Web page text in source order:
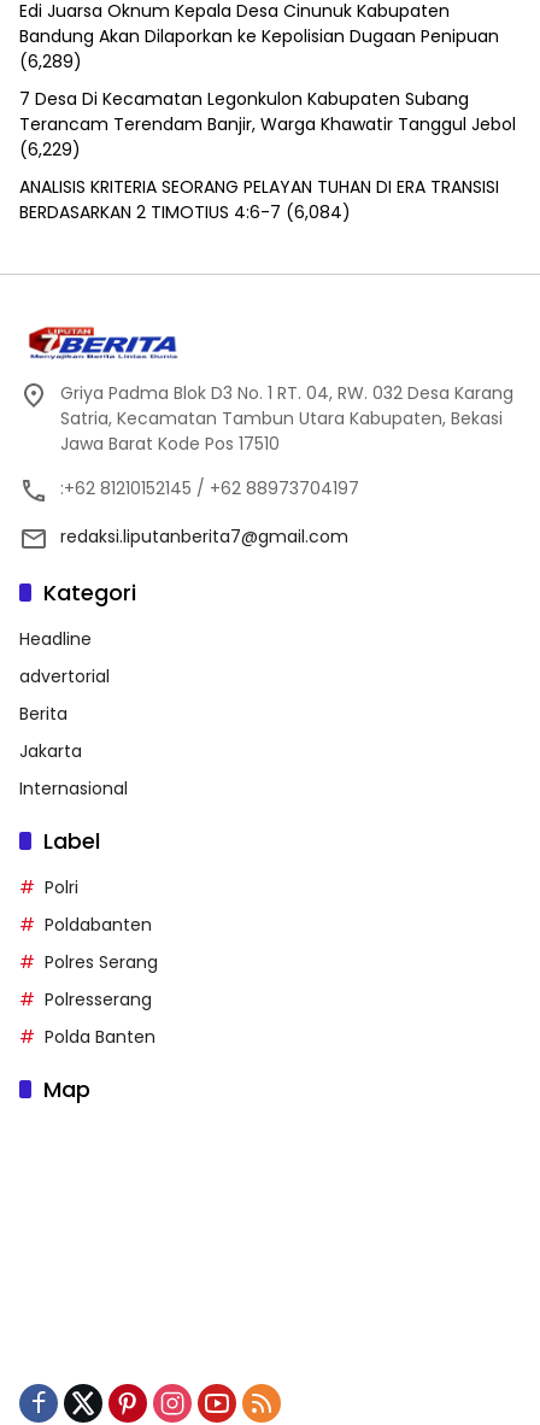
Edi Juarsa Oknum Kepala Desa Cinunuk Kabupaten
Bandung Akan Dilaporkan ke Kepolisian Dugaan Penipuan
(6,289)
7 Desa Di Kecamatan Legonkulon Kabupaten Subang
Terancam Terendam Banjir, Warga Khawatir Tanggul Jebol
(6,229)
ANALISIS KRITERIA SEORANG PELAYAN TUHAN DI ERA TRANSISI
BERDASARKAN 2 TIMOTIUS 4:6-7 (6,084)
Griya Padma Blok D3 No. 1 RT. 04, RW. 032 Desa Karang
Satria, Kecamatan Tambun Utara Kabupaten, Bekasi
Jawa Barat Kode Pos 17510
:+62 81210152145 / +62 88973704197
redaksi.liputanberita7@gmail.com
Kategori
Headline
advertorial
Berita
Jakarta
Internasional
Label
Polri
Poldabanten
Polres Serang
Polresserang
Polda Banten
Map